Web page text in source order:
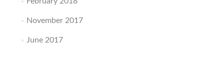
November 2017
June 2017